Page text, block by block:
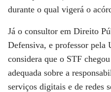
durante o qual vigerá o
Já o consultor em Direito
Defensiva, e professor pela
considera que o STF
adequada sobre a
serviços digitais e de redes